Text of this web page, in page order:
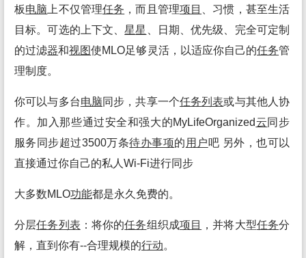
板电脑 上不仅管理任务 ，而且管理项目
、习惯，甚至生活
目标。可选的上下文、星星
、日期、优先级、完全可定制
的过滤器和视图使MLO足够灵活，以适应你自己的任务管
理制度。
你可以与多台电脑同步，共享一个任务列表或与其他人协
作。加入那些通过安全和强大的MyLifeOrganized云同步
服务同步超过3500万条待办事项的 用户 吧 另外，也可以
直接通过你自己的私人Wi-Fi进行同步
大多数MLO功能都是永久免费的。
分层任务列表 ：将你的任务组织成项目 ，并将大型任务分
解，直到你有--合理规模的行动。